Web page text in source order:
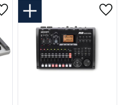
Lägg till i favoriter